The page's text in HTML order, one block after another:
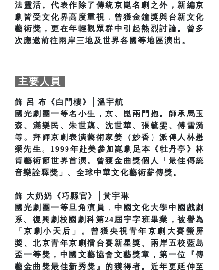
法靈活。代表作除了傳統京崑名劇之外，新編京
劇皆受文化界高度重視，曾獲金鐘獎與台新文化
藝術獎，更在年輕觀眾群中引起熱烈討論。曾多
次應邀前往兩岸三地及世界各國等地區演出。
主要人員
飾 呂 布《白門樓》│溫宇航
國光劇團一等名小生，京、崑兩門抱。師承馬玉
森、滿樂民、朱世藕、沈世華、張毓雯、傅雪漪
等。拜師京劇表演藝術家姜（妙香）派傳人林懋
榮先生。1999年赴美參加崑劇足本《牡丹亭》林
肯藝術節世界首演。曾獲金曲獎個人「最佳傳統
音樂詮釋獎」、全球中華文化藝術薪傳獎。
飾 大奶奶《巧縣官》│黃宇琳
國光劇團一等旦角演員，中國文化大學中國戲劇
系、復興劇校國劇科第24屆宇字班畢業，被譽為
「京劇小天后」。曾獲央視青年京劇大賽螢屏
獎、北京青年京劇擂台賽新星獎、兩岸五校藍島
盃一等獎，中國文藝協會文藝獎章，第一位『傳
藝金曲獎最佳新秀獎』的獲得者。近年更延伸至